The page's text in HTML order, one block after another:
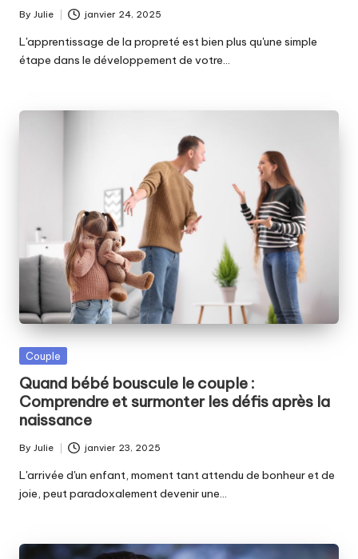
Posted
by
By Julie janvier 24, 2025
L'apprentissage de la propreté est bien plus qu'une simple
étape dans le développement de votre…
Posted
Couple
Quand bébé bouscule le couple :
Comprendre et surmonter les défis après la
naissance
Posted
by
By Julie janvier 23, 2025
L'arrivée d'un enfant, moment tant attendu de bonheur et de
joie, peut paradoxalement devenir une…